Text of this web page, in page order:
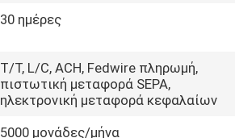
30 ημέρες
Τ/Τ, L/C, ACH, Fedwire πληρωμή,
πιστωτική μεταφορά SEPA,
ηλεκτρονική μεταφορά κεφαλαίων
5000 μονάδες/μήνα